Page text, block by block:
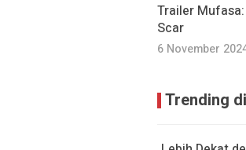
Trailer
Scar
6 November
Trending